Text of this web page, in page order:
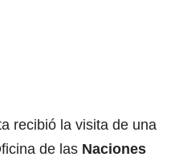
recibió la visita de una
de las Naciones